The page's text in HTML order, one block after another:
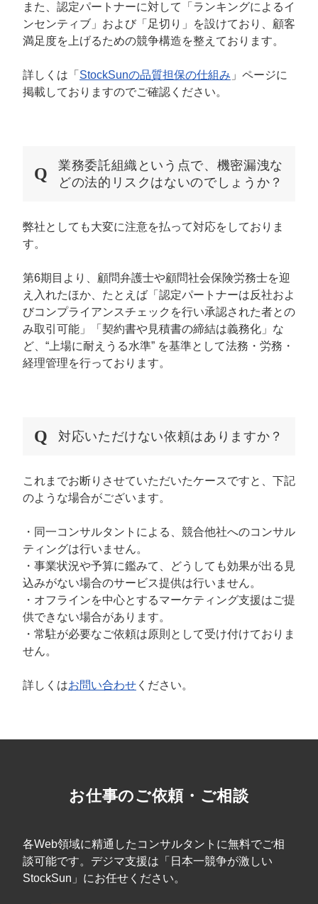
また、認定パートナーに対して「ランキングによるイ
ンセンティブ」および「足切り」を設けており、顧客
満足度を上げるための競争構造を整えております。
詳しくは「 StockSunの品質担保の仕組み 」ページに
掲載しておりますのでご確認ください。
業務委託組織という点で、機密漏洩な
どの法的リスクはないのでしょうか？
弊社としても大変に注意を払って対応をしておりま
す。
第6期目より、顧問弁護士や顧問社会保険労務士を迎
え入れたほか、たとえば「認定パートナーは反社およ
びコンプライアンスチェックを行い承認された者との
み取引可能」「契約書や見積書の締結は義務化」な
ど、“上場に耐えうる水準” を基準として法務・労務・
経理管理を行っております。
対応いただけない依頼はありますか？
これまでお断りさせていただいたケースですと、下記
のような場合がございます。
・同一コンサルタントによる、競合他社へのコンサル
ティングは行いません。
・事業状況や予算に鑑みて、どうしても効果が出る見
込みがない場合のサービス提供は行いません。
・オフラインを中心とするマーケティング支援はご提
供できない場合があります。
・常駐が必要なご依頼は原則として受け付けておりま
せん。
詳しくはお問い合わせ ください。
お仕事のご依頼・ご相談
各Web領域に精通したコンサルタントに無料でご相
談可能です。デジマ支援は「日本一競争が激しい
StockSun」にお任せください。